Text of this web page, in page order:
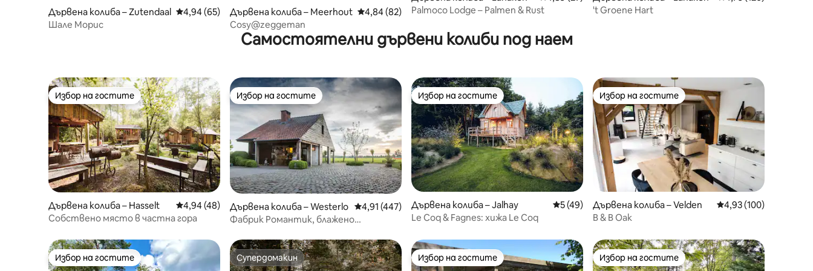
Дървена колиба – Zutendaal Средна оценка: 4,94 от 5, 65 отзива
4,94 (65)
Шале Морис
Дървена колиба – Meerhout Средна оценка: 4,84 от 5, 82 отзива
4,84 (82)
Cosy@zeggeman
Palmoco Lodge – Palmen & Rust
't Groene Hart
Самостоятелни дървени колиби под наем
Избор на гостите
Избор на гостите
Дървена колиба – Hasselt Средна оценка: 4,94 от 5, 48 отзива
4,94 (48)
Собствено място в частна гора
Избор на гостите
Избор на гостите
Дървена колиба – Westerlo Средна оценка: 4,91 от 5, 447 отзива
4,91 (447)
Фабрик Романтик, блажено
Избор на гостите
Избор на гостите
Дървена колиба – Jalhay Средна оценка: 5 от 5, 49 отзива
5 (49)
Le Coq & Fagnes: хижа Le Coq
Избор на гостите
Избор на гостите
Дървена колиба – Velden Средна оценка: 4,93
4,93 (100)
B & B Oak
Избор на гостите
Избор на гостите Супердомакин
Супердомакин Избор на гостите
Избор на гостите Избор на гостите
Избор на гостите